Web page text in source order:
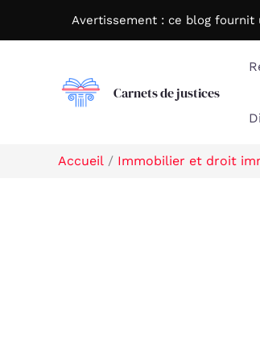
Avertissement : ce blog fournit
Carnets de justices
Accueil Immobilier et droit